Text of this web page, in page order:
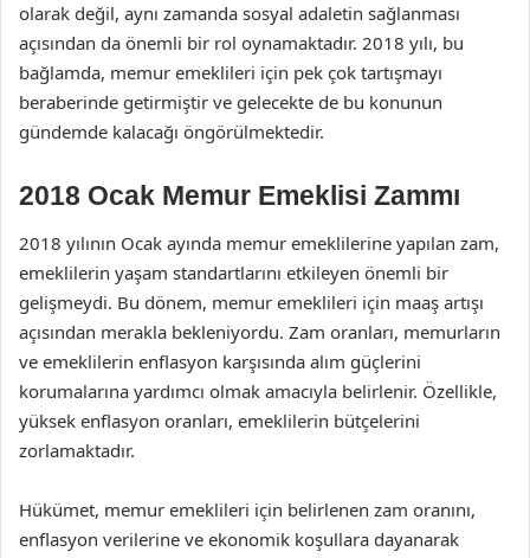
olarak değil, aynı zamanda sosyal adaletin sağlanması
açısından da önemli bir rol oynamaktadır. 2018 yılı, bu
bağlamda, memur emeklileri için pek çok tartışmayı
beraberinde getirmiştir ve gelecekte de bu konunun
gündemde kalacağı öngörülmektedir.
2018 Ocak Memur Emeklisi Zammı
2018 yılının Ocak ayında memur emeklilerine yapılan zam,
emeklilerin yaşam standartlarını etkileyen önemli bir
gelişmeydi. Bu dönem, memur emeklileri için maaş artışı
açısından merakla bekleniyordu. Zam oranları, memurların
ve emeklilerin enflasyon karşısında alım güçlerini
korumalarına yardımcı olmak amacıyla belirlenir. Özellikle,
yüksek enflasyon oranları, emeklilerin bütçelerini
zorlamaktadır.
Hükümet, memur emeklileri için belirlenen zam oranını,
enflasyon verilerine ve ekonomik koşullara dayanarak